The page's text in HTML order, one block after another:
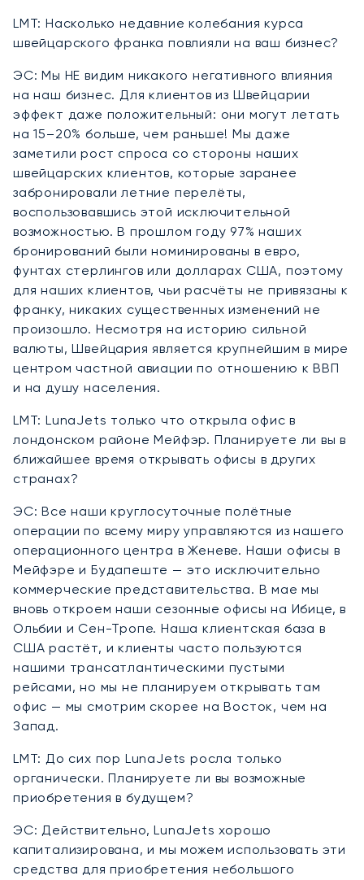
LMT: Насколько недавние колебания курса
швейцарского франка повлияли на ваш бизнес?
ЭС: Мы НЕ видим никакого негативного влияния
на наш бизнес. Для клиентов из Швейцарии
эффект даже положительный: они могут летать
на 15–20% больше, чем раньше! Мы даже
заметили рост спроса со стороны наших
швейцарских клиентов, которые заранее
забронировали летние перелёты,
воспользовавшись этой исключительной
возможностью. В прошлом году 97% наших
бронирований были номинированы в евро,
фунтах стерлингов или долларах США, поэтому
для наших клиентов, чьи расчёты не привязаны к
франку, никаких существенных изменений не
произошло. Несмотря на историю сильной
валюты, Швейцария является крупнейшим в мире
центром частной авиации по отношению к ВВП
и на душу населения.
LMT: LunaJets только что открыла офис в
лондонском районе Мейфэр. Планируете ли вы в
ближайшее время открывать офисы в других
странах?
ЭС: Все наши круглосуточные полётные
операции по всему миру управляются из нашего
операционного центра в Женеве. Наши офисы в
Мейфэре и Будапеште — это исключительно
коммерческие представительства. В мае мы
вновь откроем наши сезонные офисы на Ибице, в
Ольбии и Сен-Тропе. Наша клиентская база в
США растёт, и клиенты часто пользуются
нашими трансатлантическими пустыми
рейсами, но мы не планируем открывать там
офис — мы смотрим скорее на Восток, чем на
Запад.
LMT: До сих пор LunaJets росла только
органически. Планируете ли вы возможные
приобретения в будущем?
ЭС: Действительно, LunaJets хорошо
капитализирована, и мы можем использовать эти
средства для приобретения небольшого